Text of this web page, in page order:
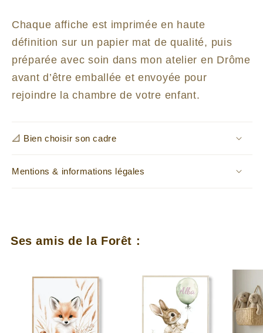
Chaque affiche est imprimée en haute
définition sur un papier mat de qualité, puis
préparée avec soin dans mon atelier en Drôme
avant d’être emballée et envoyée pour
rejoindre la chambre de votre enfant.
📐 Bien choisir son cadre
Mentions & informations légales
Ses amis de la Forêt :